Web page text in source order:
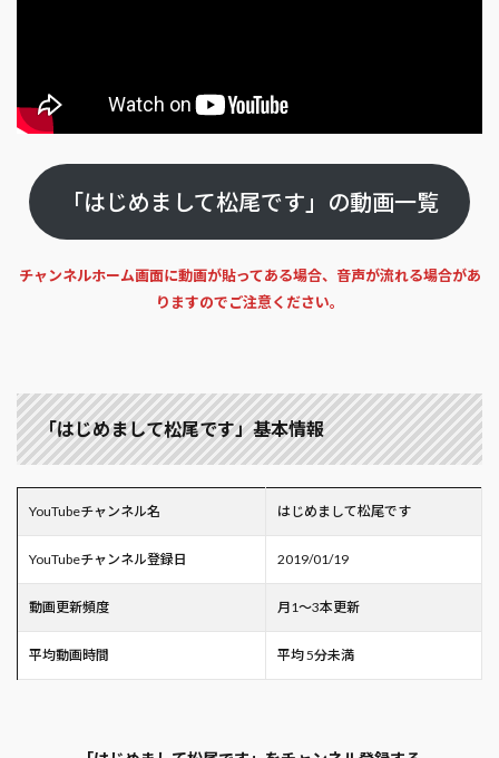
「はじめまして松尾です」の動画一覧
チャンネルホーム画面に動画が貼ってある場合、音声が流れる場合があ
りますのでご注意ください。
「はじめまして松尾です」基本情報
YouTubeチャンネル名 はじめまして松尾です
YouTubeチャンネル登録日 2019/01/19
動画更新頻度 月1～3本更新
平均動画時間 平均 5分未満